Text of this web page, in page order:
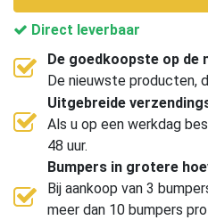
Direct leverbaar
De goedkoopste op de
De nieuwste producten,
Uitgebreide
Als u op een werkdag
48 uur.
Bumpers in grotere
Bij aankoop van 3
meer dan 10 bumpers